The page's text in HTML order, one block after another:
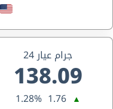
جرام عيار 24
138.09
▲
1.76
1.28%